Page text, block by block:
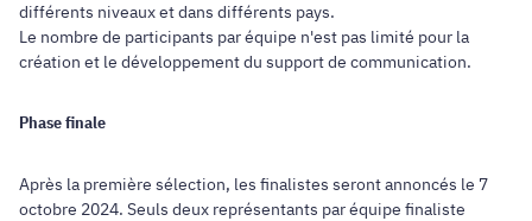
différents niveaux et dans différents pays.
Le nombre de participants par équipe n'est pas limité pour la
création et le développement du support de communication.
Phase finale
Après la première sélection, les finalistes seront annoncés le 7
octobre 2024. Seuls deux représentants par équipe finaliste